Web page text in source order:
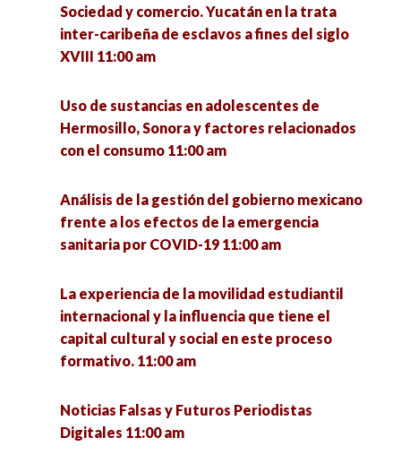
Instituciones de Educación Superior. 5:00 pm
La perspectiva de género. Relevancia y
universidad 5:00 pm
¿Qué se investiga hoy en un doctorado en
Remembranza de la vida y obra del Dr. Eligio
Meza Padilla 5:15 pm
La dimensión ambiental en los posgrados de
educación pertenecientes al PNPC (CONACYT)
5:30 pm
Problem 6:00 pm
emergente de transferencia de conocimiento
ante la pandemia del COVID-19 en Jalisco 11:00
Violencia contra la mujer por cuestiones de
género, visibilizando lo invisible 11:30 am
pandemia Covid-19 11:45 am
La reforma educativa neoliberal en México.
Economía política de las tendencias rupturistas
en América Latina 12:00 pm
alimentaria. 12:00 pm
Sociedad y comercio. Yucatán en la trata
inter-caribeña de esclavos a fines del siglo
XVIII 11:00 am
Uso de sustancias en adolescentes de
Hermosillo, Sonora y factores relacionados
con el consumo 11:00 am
Análisis de la gestión del gobierno mexicano
frente a los efectos de la emergencia
sanitaria por COVID-19 11:00 am
La experiencia de la movilidad estudiantil
internacional y la influencia que tiene el
capital cultural y social en este proceso
formativo. 11:00 am
Noticias Falsas y Futuros Periodistas
Digitales 11:00 am